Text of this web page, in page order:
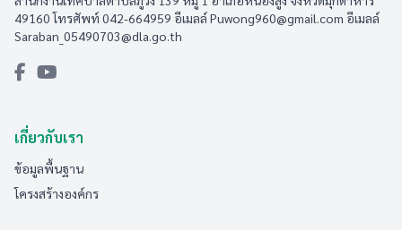
49160 โทรศัพท์ 042-664959 อีเมลล์Puwong960@gmail.com อีเมลล์
Saraban_05490703@dla.go.th
เกี่ยวกับเรา
ข้อมูลพื้นฐาน
โครงสร้างองค์กร